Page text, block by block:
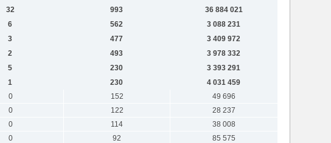
32 993
36 884 021
6 562
3 088 231
3 477
3 409 972
2 493
3 978 332
5 230
3 393 291
1 230
4 031 459
0 152
49 696
0 122
28 237
0 114
38 008
0 92
85 575